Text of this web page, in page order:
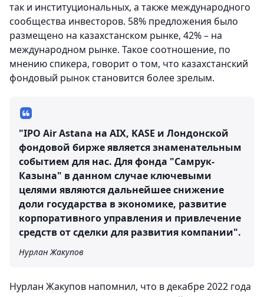
так и институциональных, а также международного
сообщества инвесторов. 58% предложения было
размещено на казахстанском рынке, 42% – на
международном рынке. Такое соотношение, по
мнению спикера, говорит о том, что казахстанский
фондовый рынок становится более зрелым.
"IPO Air Astana на AIX, KASE и Лондонской
фондовой бирже является знаменательным
событием для нас. Для фонда "Самрук-
Казына" в данном случае ключевыми
целями являются дальнейшее снижение
доли государства в экономике, развитие
корпоративного управления и привлечение
средств от сделки для развития компании".
Нурлан Жакупов
Нурлан Жакупов напомнил, что в декабре 2022 года